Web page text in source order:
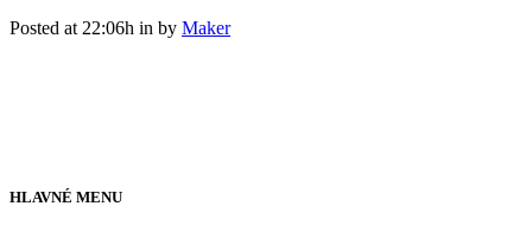
Posted at 22:06h in by Maker
HLAVNÉ MENU